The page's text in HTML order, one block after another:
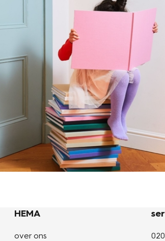
HEMA
over ons